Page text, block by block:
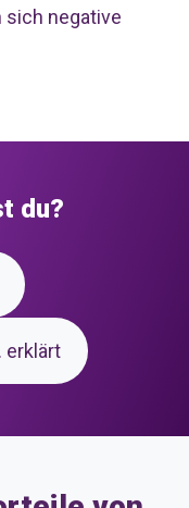
sich negative
du?
erklärt